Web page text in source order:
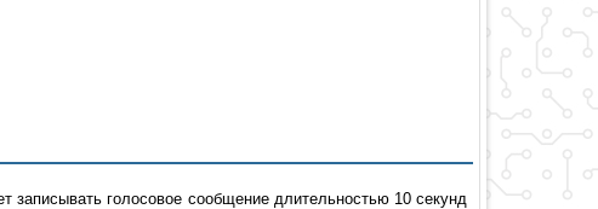
записывать голосовое сообщение длительностью 10 секунд